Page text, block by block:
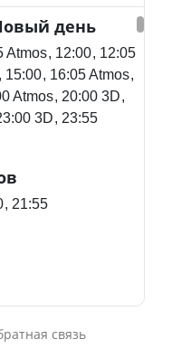
ли
рассказали в
крушение в
Корее, погибли
Путин принес
день
Atmos 12:00 12:05
15:00 16:05 Atmos
Atmos 20:00 3D
3D 23:55
21:55
вселенные
связь